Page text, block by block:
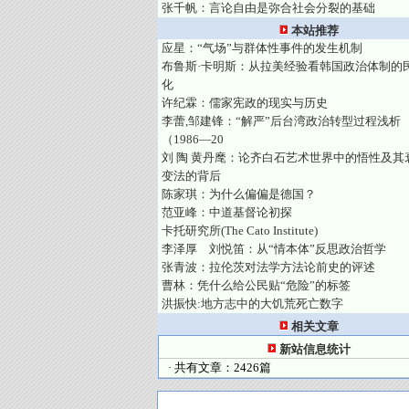
张千帆：言论自由是弥合社会分裂的基础
本站推荐
应星：“气场”与群体性事件的发生机制
布鲁斯·卡明斯：从拉美经验看韩国政治体制的
化
许纪霖：儒家宪政的现实与历史
李蕾,邹建锋：“解严”后台湾政治转型过程浅析
（1986—20
刘 陶 黄丹麾：论齐白石艺术世界中的悟性及其
变法的背后
陈家琪：为什么偏偏是德国？
范亚峰：中道基督论初探
卡托研究所(The Cato Institute)
李泽厚 刘悦笛：从“情本体”反思政治哲学
张青波：拉伦茨对法学方法论前史的评述
曹林：凭什么给公民贴“危险”的标签
洪振快:地方志中的大饥荒死亡数字
相关文章
新站信息统计
· 共有文章：2426篇